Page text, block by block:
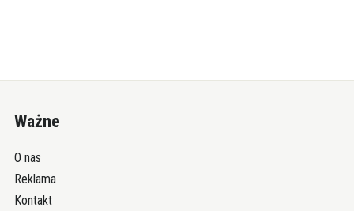
Ważne
O nas
Reklama
Kontakt